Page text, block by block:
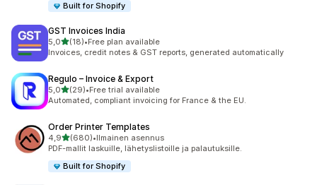
Built for Shopify
GST Invoices India
5,0/ 5 tähteä
(18)
18 arvostelua yhteensä
•Free plan available
Invoices, credit notes & GST reports, generated automatically
Regulo – Invoice & Export
5,0/ 5 tähteä
(29)
29 arvostelua yhteensä
•Free trial available
Automated, compliant invoicing for France & the EU.
Order Printer Templates
4,9/ 5 tähteä
(680)
680 arvostelua yhteensä
•Ilmainen asennus
PDF-mallit laskuille, lähetyslistoille ja palautuksille.
Built for Shopify